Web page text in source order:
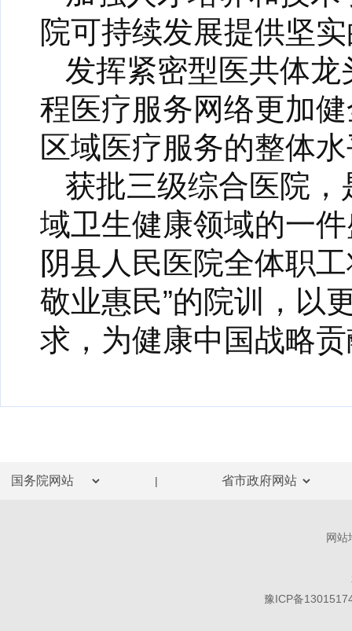
院可持续发展提供坚
发挥紧密型医共体
程医疗服务网络更加
区域医疗服务的整体
获批三级综合医院
域卫生健康领域的一
阴县人民医院全体职
敬业惠民”的院训，以
求，为健康中国战略
|
网站
豫ICP备